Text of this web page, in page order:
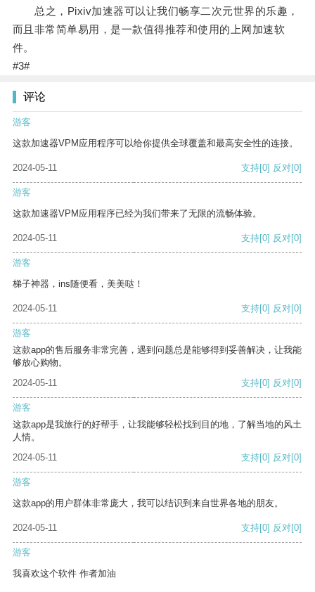
总之，Pixiv加速器可以让我们畅享二次元世界的乐趣，
而且非常简单易用，是一款值得推荐和使用的上网加速软
件。
#3#
评论
游客
这款加速器VPM应用程序可以给你提供全球覆盖和最高安全性的连接。
2024-05-11 支持[0] 反对[0]
游客
这款加速器VPM应用程序已经为我们带来了无限的流畅体验。
2024-05-11 支持[0] 反对[0]
游客
梯子神器，ins随便看，美美哒！
2024-05-11 支持[0] 反对[0]
游客
这款app的售后服务非常完善，遇到问题总是能够得到妥善解决，让我能
够放心购物。
2024-05-11
支持[0] 反对[0]
游客
这款app是我旅行的好帮手，让我能够轻松找到目的地，了解当地的风土
人情。
2024-05-11
支持[0] 反对[0]
游客
这款app的用户群体非常庞大，我可以结识到来自世界各地的朋友。
2024-05-11 支持[0] 反对[0]
游客
我喜欢这个软件 作者加油